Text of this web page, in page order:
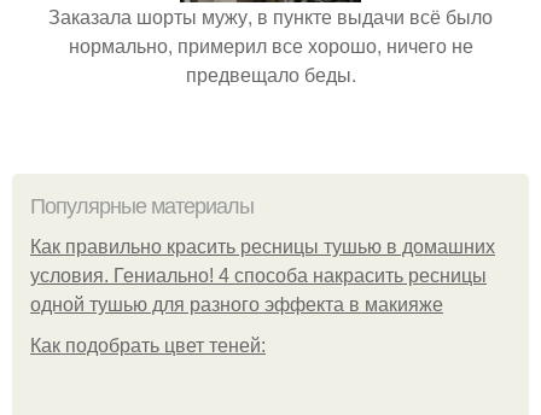
Заказала шорты мужу, в пункте выдачи всё было
нормально, примерил все хорошо, ничего не
предвещало беды.
Популярные материалы
Как правильно красить ресницы тушью в домашних
условия. Гениально! 4 способа накрасить ресницы
одной тушью для разного эффекта в макияже
Как подобрать цвет теней: